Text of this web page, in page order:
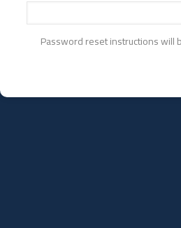
Password reset instructions will